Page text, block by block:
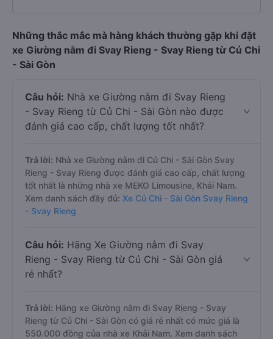
Những thắc mắc mà hàng khách thường gặp khi đặt
xe Giường nằm đi Svay Rieng - Svay Rieng từ Củ Chi
- Sài Gòn
Câu hỏi: Nhà xe Giường nằm đi Svay Rieng
- Svay Rieng từ Củ Chi - Sài Gòn nào được
đánh giá cao cấp, chất lượng tốt nhất?
Trả lời: Nhà xe Giường nằm đi Củ Chi - Sài Gòn Svay
Rieng - Svay Rieng được đánh giá cao cấp, chất lượng
tốt nhất là những nhà xe MEKO Limousine, Khải Nam.
Xem danh sách đầy đủ: Xe Củ Chi - Sài Gòn Svay Rieng
- Svay Rieng
Câu hỏi: Hãng Xe Giường nằm đi Svay
Rieng - Svay Rieng từ Củ Chi - Sài Gòn giá
rẻ nhất?
Trả lời: Hãng xe Giường nằm đi Svay Rieng - Svay
Rieng từ Củ Chi - Sài Gòn có giá rẻ nhất có mức giá là
550.000 đồng của nhà xe Khải Nam. Xem danh sách